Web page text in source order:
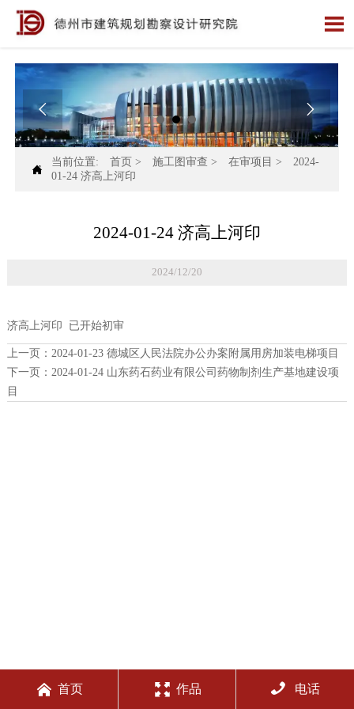

 

当前位置: 首页 > 施工图审查 > 在审项目 >
2024-
01-24 济高上河印
2024-01-24 济高上河印
2024/12/20
济高上河印 已开始初审
上一页：
2024-01-23 德城区人民法院办公办案附属用房加装电梯项目
下一页： 2024-01-24 山东药石药业有限公司药物制剂生产基地建设项
目
 首页  作品  电话